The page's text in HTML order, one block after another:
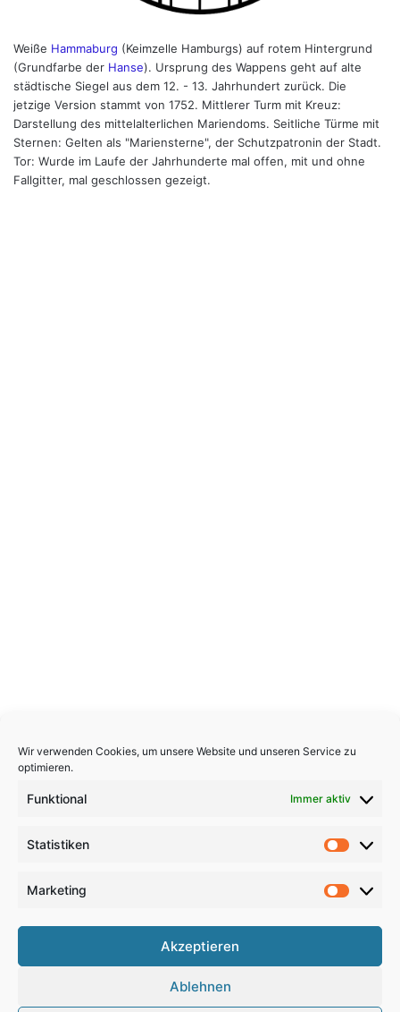
Wir verwenden Cookies, um unsere Website und unseren Service zu
optimieren.
Funktional Immer aktiv
Statistiken
Marketing
Akzeptieren
Ablehnen
Weiße Hammaburg (Keimzelle Hamburgs) auf rotem Hintergrund
(Grundfarbe der Hanse). Ursprung des Wappens geht auf alte
städtische Siegel aus dem 12. - 13. Jahrhundert zurück. Die
jetzige Version stammt von 1752. Mittlerer Turm mit Kreuz:
Darstellung des mittelalterlichen Mariendoms. Seitliche Türme mit
Sternen: Gelten als "Mariensterne", der Schutzpatronin der Stadt.
Tor: Wurde im Laufe der Jahrhunderte mal offen, mit und ohne
Fallgitter, mal geschlossen gezeigt.
Haftungsausschluss